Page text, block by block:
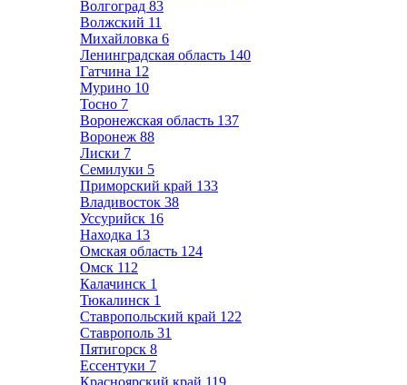
Волгоград 83
Волжский 11
Михайловка 6
Ленинградская область 140
Гатчина 12
Мурино 10
Тосно 7
Воронежская область 137
Воронеж 88
Лиски 7
Семилуки 5
Приморский край 133
Владивосток 38
Уссурийск 16
Находка 13
Омская область 124
Омск 112
Калачинск 1
Тюкалинск 1
Ставропольский край 122
Ставрополь 31
Пятигорск 8
Ессентуки 7
Красноярский край 119